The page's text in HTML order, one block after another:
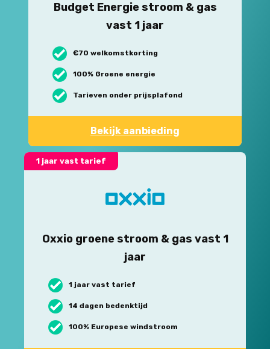
Budget Energie stroom & gas
vast 1 jaar
€70 welkomstkorting
100% Groene energie
Tarieven onder prijsplafond
Bekijk aanbieding
1 jaar vast tarief
Oxxio groene stroom & gas vast 1
jaar
1 jaar vast tarief
14 dagen bedenktijd
100% Europese windstroom